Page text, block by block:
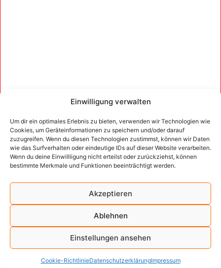
Einwilligung verwalten
Um dir ein optimales Erlebnis zu bieten, verwenden wir Technologien wie
Cookies, um Geräteinformationen zu speichern und/oder darauf
zuzugreifen. Wenn du diesen Technologien zustimmst, können wir Daten
wie das Surfverhalten oder eindeutige IDs auf dieser Website verarbeiten.
Wenn du deine Einwillligung nicht erteilst oder zurückziehst, können
bestimmte Merkmale und Funktionen beeinträchtigt werden.
Akzeptieren
Ablehnen
Einstellungen ansehen
Cookie-RichtlinieDatenschutzerklärungImpressum